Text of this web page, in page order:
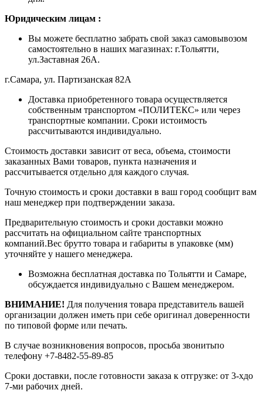
Юридическим лицам :
Вы можете бесплатно забрать свой заказ самовывозом
самостоятельно в наших магазинах: г.Тольятти,
ул.Заставная 26А.
г.Самара, ул. Партизанская 82А
Доставка приобретенного товара осуществляется
собственным транспортом «ПОЛИТЕКС» или через
транспортные компании. Сроки истоимость
рассчитываются индивидуально.
Стоимость доставки зависит от веса, объема, стоимости
заказанных Вами товаров, пункта назначения и
рассчитывается отдельно для каждого случая.
Точную стоимость и сроки доставки в ваш город сообщит вам
наш менеджер при подтверждении заказа.
Предварительную стоимость и сроки доставки можно
рассчитать на официальном сайте транспортных
компаний.Вес брутто товара и габариты в упаковке (мм)
уточняйте у нашего менеджера.
Возможна бесплатная доставка по Тольятти и Самаре,
обсуждается индивидуально с Вашем менеджером.
ВНИМАНИЕ! Для получения товара представитель вашей
организации должен иметь при себе оригинал доверенности
по типовой форме или печать.
В случае возникновения вопросов, просьба звонитьпо
телефону +7-8482-55-89-85
Сроки доставки, после готовности заказа к отгрузке: от 3-хдо
7-ми рабочих дней.